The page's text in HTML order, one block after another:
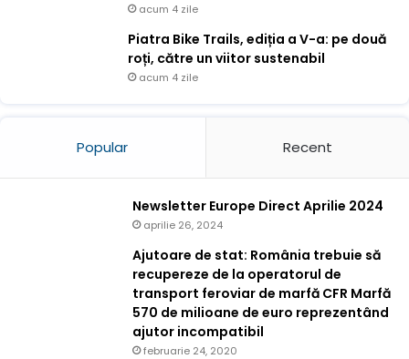
acum 4 zile
Piatra Bike Trails, ediția a V-a: pe două
roți, către un viitor sustenabil
acum 4 zile
Popular Recent
Newsletter Europe Direct Aprilie 2024
aprilie 26, 2024
Ajutoare de stat: România trebuie să
recupereze de la operatorul de
transport feroviar de marfă CFR Marfă
570 de milioane de euro reprezentând
ajutor incompatibil
februarie 24, 2020